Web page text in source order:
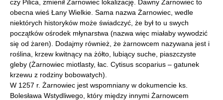
czy Pilica, zmienił Żarnowiec lokalizację. Dawny Żarnowiec to
obecna wieś Łany Wielkie. Sama nazwa Żarnowiec, wedle
niektórych historyków może świadczyć, że był to u swych
początków ośrodek młynarstwa (nazwa więc miałaby wywodzić
się od żaren). Dodajmy również, że żarnowcem nazywana jest i
roślina, krzew kwitnący na żółto, lubiący suche, piaszczyste
gleby (Żarnowiec miotlasty, łac. Cytisus scoparius – gatunek
krzewu z rodziny bobowatych).
W 1257 r. Żarnowiec jest wspomniany w dokumencie ks.
Bolesława Wstydliwego, który między innymi Żarnowcem